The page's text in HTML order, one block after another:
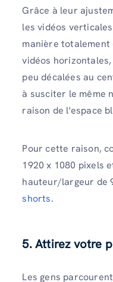
Grâce à leur
les vidéos
manière totalement
vidéos
peu décalées au
à susciter le même
raison de l'espace
Pour cette raison,
1920 x 1080 pixels
hauteur/largeur de
shorts.
5. Attirez votre
Les gens